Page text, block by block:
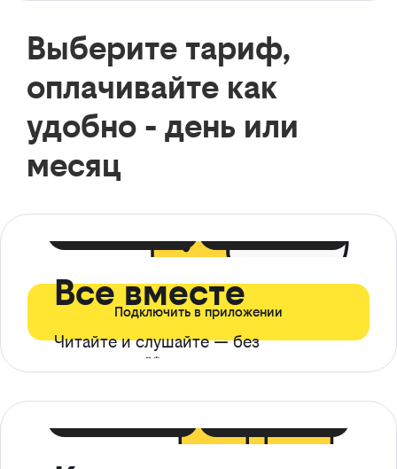
Выберите тариф,
оплачивайте как
удобно - день или
месяц
Все вместе
Читайте и слушайте — без
ограничений*
Подключить в приложении